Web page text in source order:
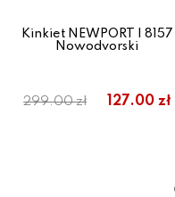
Kinkiet NEWPORT I 8157
Nowodvorski
299.00 zł 127.00 zł